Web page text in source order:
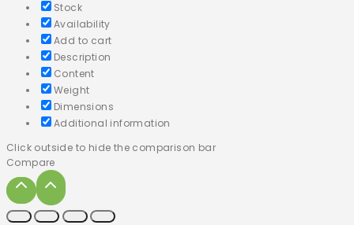
Stock
Availability
Add to cart
Description
Content
Weight
Dimensions
Additional information
Click outside to hide the comparison bar
Compare